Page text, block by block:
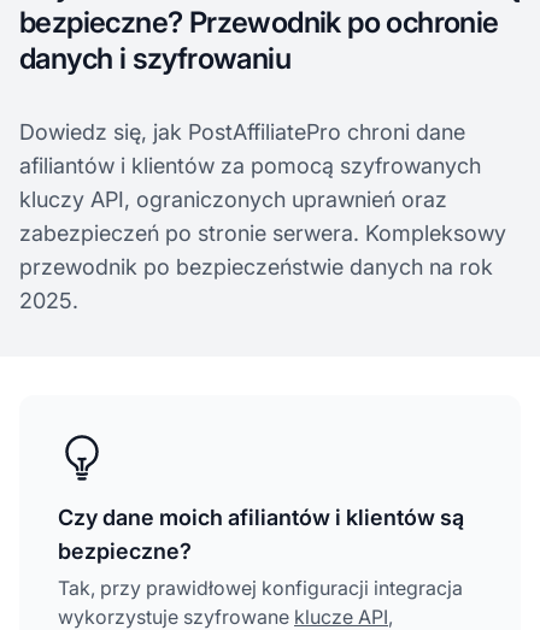
bezpieczne? Przewodnik po ochronie
danych i szyfrowaniu
Dowiedz się, jak PostAffiliatePro chroni dane
afiliantów i klientów za pomocą szyfrowanych
kluczy API, ograniczonych uprawnień oraz
zabezpieczeń po stronie serwera. Kompleksowy
przewodnik po bezpieczeństwie danych na rok
2025.
Czy dane moich afiliantów i klientów są
bezpieczne?
Tak, przy prawidłowej konfiguracji integracja
wykorzystuje szyfrowane klucze API,